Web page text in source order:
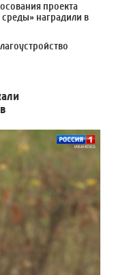
проекта
наградили в